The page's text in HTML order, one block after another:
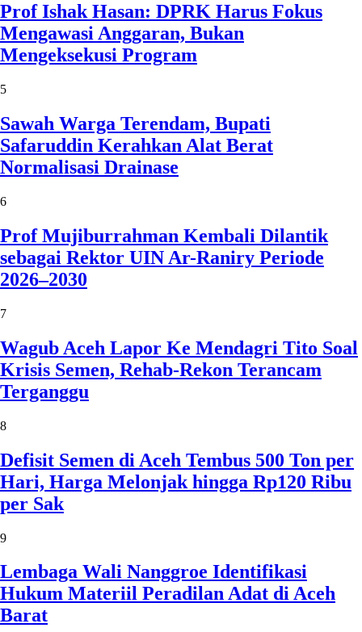
Prof Ishak Hasan: DPRK Harus Fokus
Mengawasi Anggaran, Bukan
Mengeksekusi Program
5
Sawah Warga Terendam, Bupati
Safaruddin Kerahkan Alat Berat
Normalisasi Drainase
6
Prof Mujiburrahman Kembali Dilantik
sebagai Rektor UIN Ar-Raniry Periode
2026–2030
7
Wagub Aceh Lapor Ke Mendagri Tito Soal
Krisis Semen, Rehab-Rekon Terancam
Terganggu
8
Defisit Semen di Aceh Tembus 500 Ton per
Hari, Harga Melonjak hingga Rp120 Ribu
per Sak
9
Lembaga Wali Nanggroe Identifikasi
Hukum Materiil Peradilan Adat di Aceh
Barat